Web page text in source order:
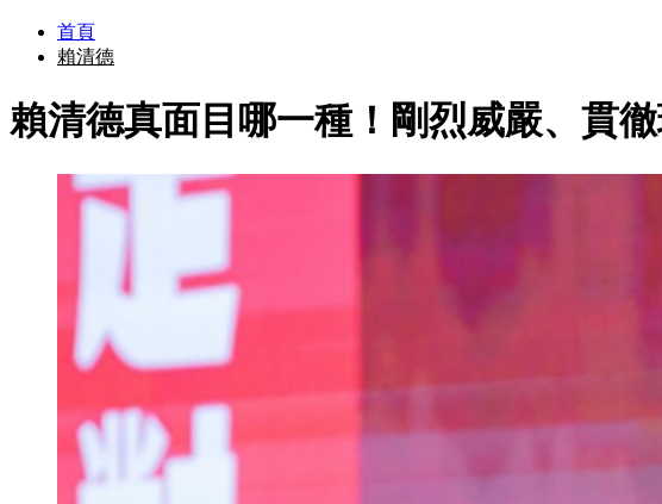
首頁
賴清德
賴清德真面目哪一種！剛烈威嚴、貫